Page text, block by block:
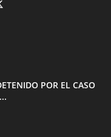
POR EL CASO